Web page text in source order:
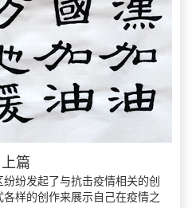
篇
纷发起了与抗击疫情相关的创
样的创作来展示自己在疫情之